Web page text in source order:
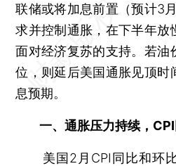
联储或将加息前置（预计3
求并控制通胀，在下半年放
面对经济复苏的支持。若油
位，则延后美国通胀见顶时
息预期。
一、通胀压力持续，
美国2月CPI同比和环比